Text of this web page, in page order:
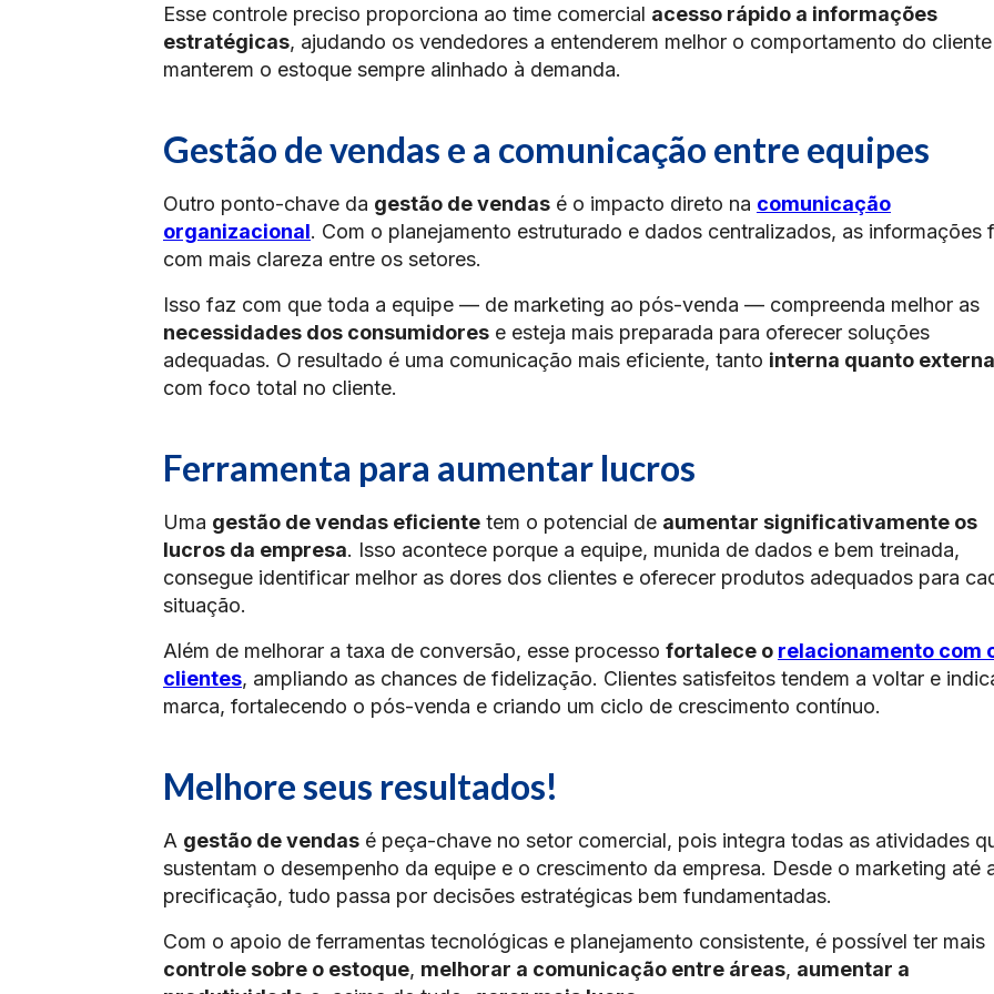
Esse controle preciso proporciona ao time comercial acesso rápido a informações
estratégicas, ajudando os vendedores a entenderem melhor o comportamento do cliente
manterem o estoque sempre alinhado à demanda.
Gestão de vendas e a comunicação entre equipes
Outro ponto-chave da gestão de vendas é o impacto direto na comunicação
organizacional. Com o planejamento estruturado e dados centralizados, as informações
com mais clareza entre os setores.
Isso faz com que toda a equipe — de marketing ao pós-venda — compreenda melhor as
necessidades dos consumidores e esteja mais preparada para oferecer soluções
adequadas. O resultado é uma comunicação mais eficiente, tanto interna quanto externa
com foco total no cliente.
Ferramenta para aumentar lucros
Uma gestão de vendas eficiente tem o potencial de aumentar significativamente os
lucros da empresa. Isso acontece porque a equipe, munida de dados e bem treinada,
consegue identificar melhor as dores dos clientes e oferecer produtos adequados para
situação.
Além de melhorar a taxa de conversão, esse processo fortalece o relacionamento com
clientes, ampliando as chances de fidelização. Clientes satisfeitos tendem a voltar e
marca, fortalecendo o pós-venda e criando um ciclo de crescimento contínuo.
Melhore seus resultados!
A gestão de vendas é peça-chave no setor comercial, pois integra todas as atividades
sustentam o desempenho da equipe e o crescimento da empresa. Desde o marketing até
precificação, tudo passa por decisões estratégicas bem fundamentadas.
Com o apoio de ferramentas tecnológicas e planejamento consistente, é possível ter mais
controle sobre o estoque, melhorar a comunicação entre áreas, aumentar a